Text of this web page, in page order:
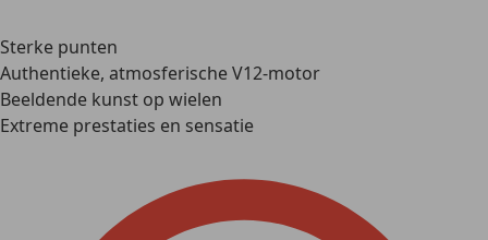
Sterke punten
Authentieke, atmosferische V12-motor
Beeldende kunst op wielen
Extreme prestaties en sensatie